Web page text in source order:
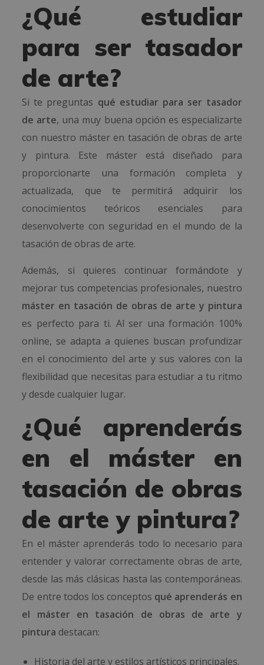
¿Qué estudiar
para ser tasador
de arte?
Si te preguntas qué estudiar para ser tasador
de arte, una muy buena opción es especializarte
con nuestro máster en tasación de obras de arte
y pintura. Este máster está diseñado para
proporcionarte una formación completa y
actualizada, que te permitirá adquirir los
conocimientos teóricos esenciales para
desenvolverte con seguridad en el mundo de la
tasación de obras de arte.
Además, si quieres continuar formándote y
mejorar tus competencias profesionales, nuestro
máster en tasación de obras de arte y pintura
es perfecto para ti. Al ser una formación 100%
online, se adapta a quienes buscan profundizar
en el conocimiento del arte y sus valores con la
flexibilidad que necesitas para estudiar a tu ritmo
y desde cualquier lugar.
¿Qué aprenderás
en el máster en
tasación de obras
de arte y pintura?
En el máster aprenderás todo lo necesario para
entender y valorar correctamente obras de arte,
desde las más clásicas hasta las contemporáneas.
De entre todos los conceptos qué aprenderás en
el máster en tasación de obras de arte y
pintura destacan:
Historia del arte y estilos artísticos principales.